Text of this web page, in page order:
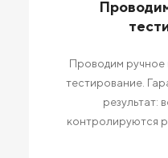
Проводим ручное
тестирование.
результат:
контролируются